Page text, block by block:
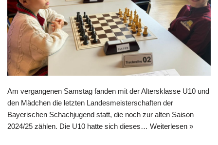
Am vergangenen Samstag fanden mit der Altersklasse U10 und
den Mädchen die letzten Landesmeisterschaften der
Bayerischen Schachjugend statt, die noch zur alten Saison
2024/25 zählen. Die U10 hatte sich dieses… Weiterlesen »